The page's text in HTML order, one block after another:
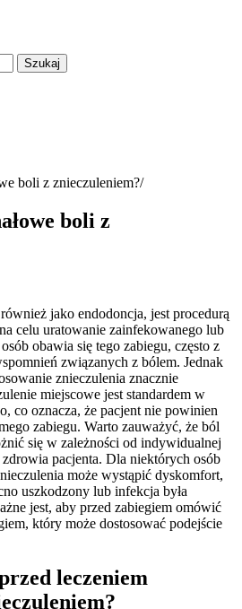
boli z znieczuleniem?
boli z
jako endodoncja, jest procedurą
celu uratowanie zainfekowanego lub
obawia się tego zabiegu, często z
związanych z bólem. Jednak
znieczulenia znacznie
miejscowe jest standardem w
co oznacza, że pacjent nie powinien
zabiegu. Warto zauważyć, że ból
się w zależności od indywidualnej
pacjenta. Dla niektórych osób
może wystąpić dyskomfort,
uszkodzony lub infekcja była
jest, aby przed zabiegiem omówić
który może dostosować podejście
leczeniem